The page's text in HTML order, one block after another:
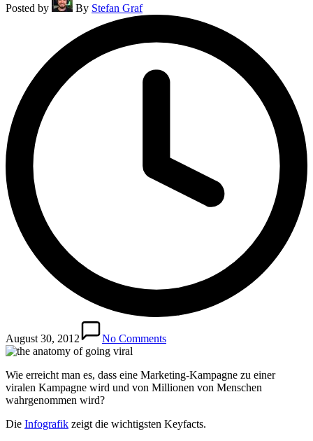
Posted by By Stefan Graf
August 30, 2012 No Comments
Wie erreicht man es, dass eine Marketing-Kampagne zu einer
viralen Kampagne wird und von Millionen von Menschen
wahrgenommen wird?
Die Infografik zeigt die wichtigsten Keyfacts.